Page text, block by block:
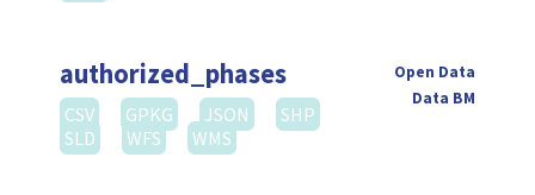
authorized_phases
Open Data
Data BM
CSV GPKG JSON
SHP
SLD
WFS WMS